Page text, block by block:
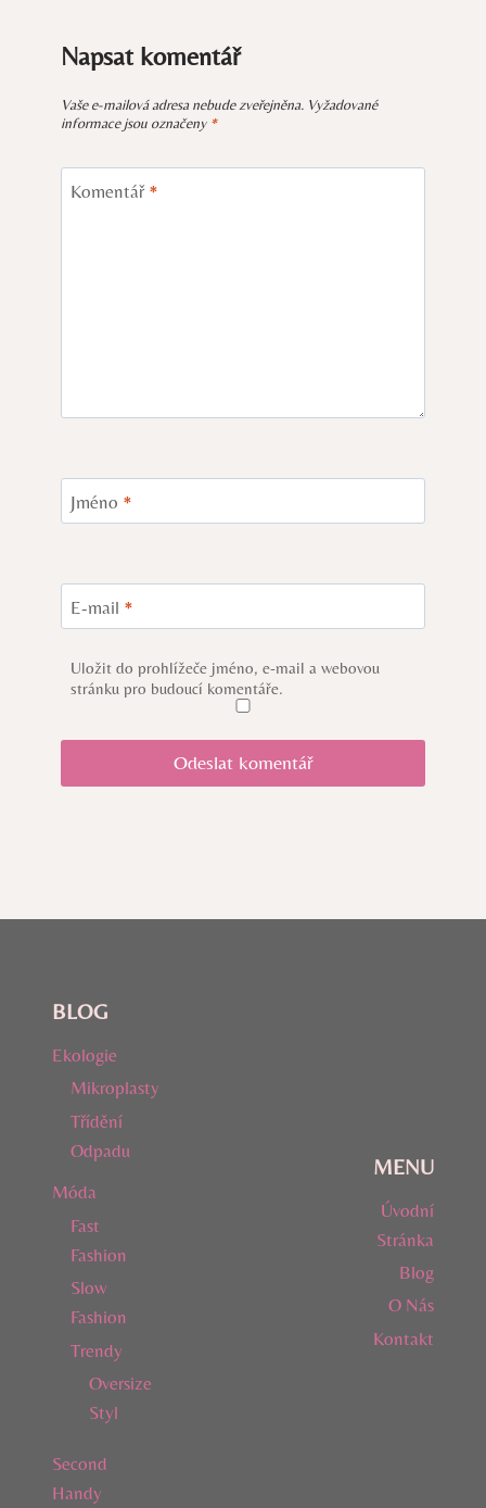
Napsat komentář
Vaše e-mailová adresa nebude zveřejněna. Vyžadované
informace jsou označeny *
Komentář *
Jméno *
E-mail *
Uložit do prohlížeče jméno, e-mail a webovou
stránku pro budoucí komentáře.
BLOG
Ekologie
Mikroplasty
Třídění
Odpadu
Móda
Fast
Fashion
Slow
Fashion
Trendy
Oversize
Styl
Second
Handy
MENU
Úvodní
Stránka
Blog
O Nás
Kontakt